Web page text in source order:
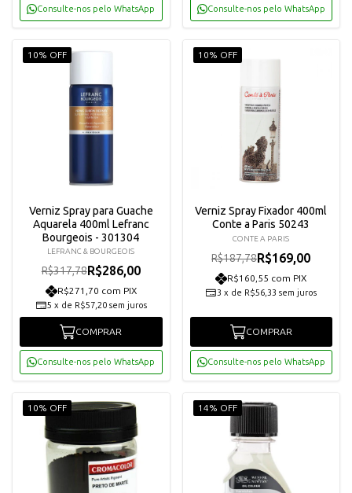
Consulte-nos pelo WhatsApp Consulte-nos pelo WhatsApp
10% OFF
Verniz Spray para Guache
Aquarela 400ml Lefranc
Bourgeois - 301304
LEFRANC & BOURGEOIS
R$317,78R$286,00
R$271,70 com PIX
5 x de R$57,20 sem juros
COMPRAR
Consulte-nos pelo WhatsApp
10% OFF
Verniz Spray Fixador 400ml
Conte a Paris 50243
CONTE A PARIS
R$187,78R$169,00
R$160,55 com PIX
3 x de R$56,33 sem juros
COMPRAR
Consulte-nos pelo WhatsApp
10% OFF 14% OFF